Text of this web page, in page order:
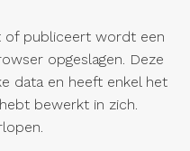
of publiceert wordt een
opgeslagen. Deze
data en heeft enkel het
bewerkt in zich.